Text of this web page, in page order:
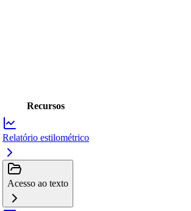
Recursos
Relatório estilométrico
Acesso ao texto